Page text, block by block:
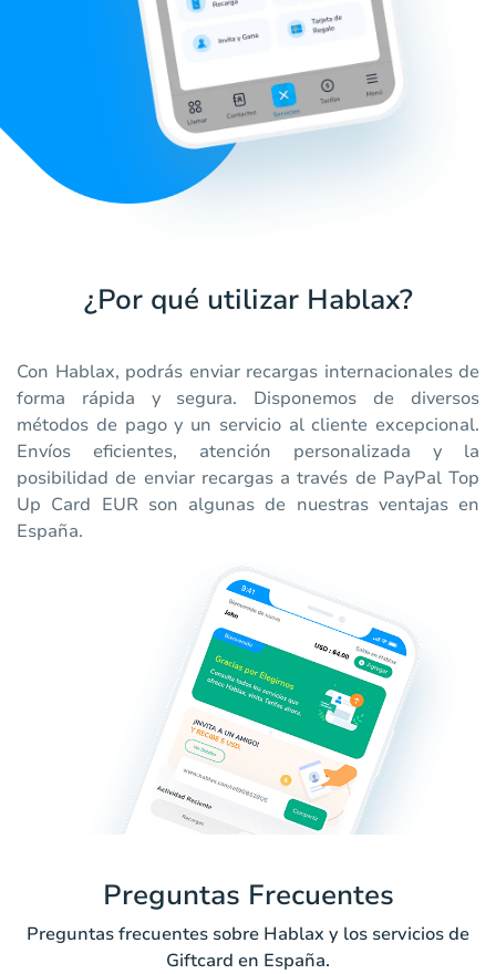
¿Por qué utilizar Hablax?
Con Hablax, podrás enviar recargas internacionales de
forma rápida y segura. Disponemos de diversos
métodos de pago y un servicio al cliente excepcional.
Envíos eficientes, atención personalizada y la
posibilidad de enviar recargas a través de PayPal Top
Up Card EUR son algunas de nuestras ventajas en
España.
Preguntas Frecuentes
Preguntas frecuentes sobre Hablax y los servicios de
Giftcard en España.